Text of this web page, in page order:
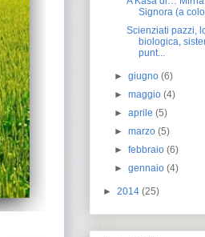
Signora (a
Scienziati pazzi,
biologica,
punt...
►giugno (6)
►maggio (4)
►aprile (5)
►marzo (5)
►febbraio (6)
►gennaio (4)
► 2014 (25)